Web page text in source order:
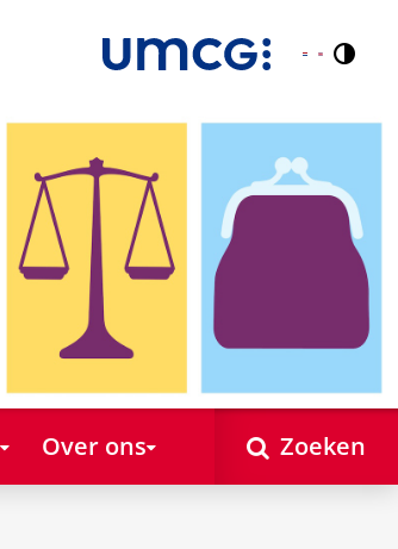
Nederlands
English
Over ons Zoeken